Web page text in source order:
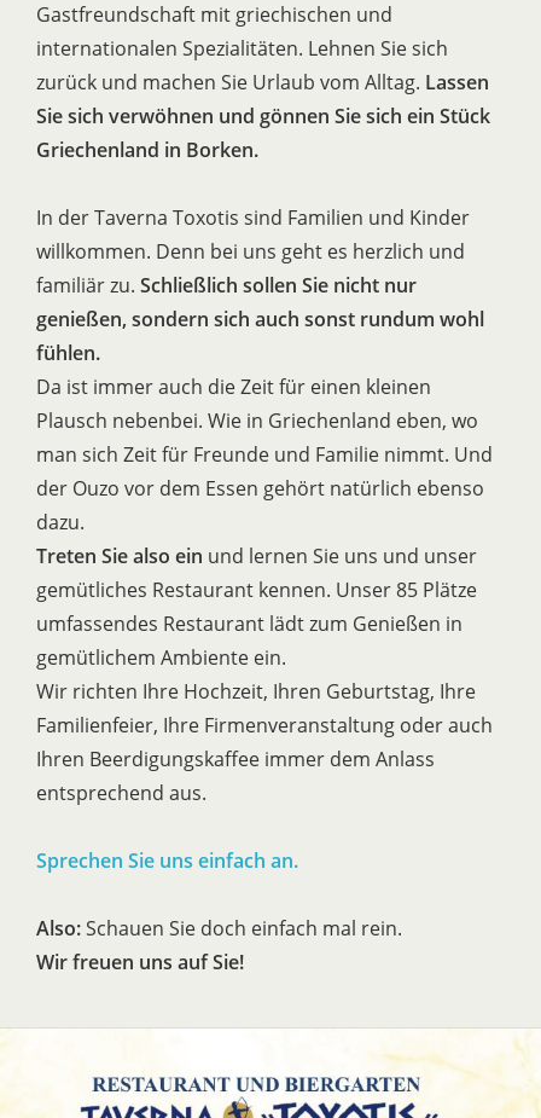
Gastfreundschaft mit griechischen und
internationalen Spezialitäten. Lehnen Sie sich
zurück und machen Sie Urlaub vom Alltag. Lassen
Sie sich verwöhnen und gönnen Sie sich ein Stück
Griechenland in Borken.
In der Taverna Toxotis sind Familien und Kinder
willkommen. Denn bei uns geht es herzlich und
familiär zu. Schließlich sollen Sie nicht nur
genießen, sondern sich auch sonst rundum wohl
fühlen.
Da ist immer auch die Zeit für einen kleinen
Plausch nebenbei. Wie in Griechenland eben, wo
man sich Zeit für Freunde und Familie nimmt. Und
der Ouzo vor dem Essen gehört natürlich ebenso
dazu.
Treten Sie also ein und lernen Sie uns und unser
gemütliches Restaurant kennen. Unser 85 Plätze
umfassendes Restaurant lädt zum Genießen in
gemütlichem Ambiente ein.
Wir richten Ihre Hochzeit, Ihren Geburtstag, Ihre
Familienfeier, Ihre Firmenveranstaltung oder auch
Ihren Beerdigungskaffee immer dem Anlass
entsprechend aus.
Sprechen Sie uns einfach an.
Also:Schauen Sie doch einfach mal rein.
Wir freuen uns auf Sie!